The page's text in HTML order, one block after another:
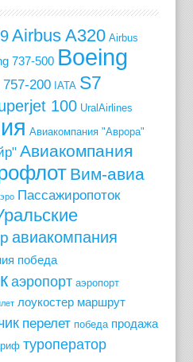
Airbus A320 Airbus
737-500 Boeing
200 IATA S7
100 UralAirlines
Авиакомпания "Аврора"
Авиакомпания
Вим-авиа
Пассажиропоток
авиакомпания
победа
аэропорт аэропорт
лоукостер маршрут
перелет победа продажа
туроператор